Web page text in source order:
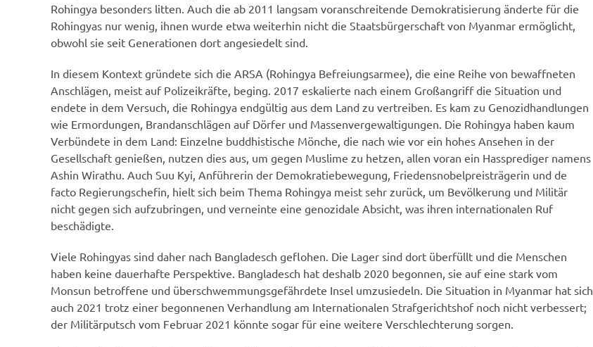
Rohingya besonders litten. Auch die ab 2011 langsam voranschreitende Demokratisierung änderte für die
Rohingyas nur wenig, ihnen wurde etwa weiterhin nicht die Staatsbürgerschaft von Myanmar ermöglicht,
obwohl sie seit Generationen dort angesiedelt sind.
In diesem Kontext gründete sich die ARSA (Rohingya Befreiungsarmee), die eine Reihe von bewaffneten
Anschlägen, meist auf Polizeikräfte, beging. 2017 eskalierte nach einem Großangriff die Situation und
endete in dem Versuch, die Rohingya endgültig aus dem Land zu vertreiben. Es kam zu Genozidhandlungen
wie Ermordungen, Brandanschlägen auf Dörfer und Massenvergewaltigungen. Die Rohingya haben kaum
Verbündete in dem Land: Einzelne buddhistische Mönche, die nach wie vor ein hohes Ansehen in der
Gesellschaft genießen, nutzen dies aus, um gegen Muslime zu hetzen, allen voran ein Hassprediger namens
Ashin Wirathu. Auch Suu Kyi, Anführerin der Demokratiebewegung, Friedensnobelpreisträgerin und de
facto Regierungschefin, hielt sich beim Thema Rohingya meist sehr zurück, um Bevölkerung und Militär
nicht gegen sich aufzubringen, und verneinte eine genozidale Absicht, was ihren internationalen Ruf
beschädigte.
Viele Rohingyas sind daher nach Bangladesch geflohen. Die Lager sind dort überfüllt und die Menschen
haben keine dauerhafte Perspektive. Bangladesch hat deshalb 2020 begonnen, sie auf eine stark vom
Monsun betroffene und überschwemmungsgefährdete Insel umzusiedeln. Die Situation in Myanmar hat sich
auch 2021 trotz einer begonnenen Verhandlung am Internationalen Strafgerichtshof noch nicht verbessert;
der Militärputsch vom Februar 2021 könnte sogar für eine weitere Verschlechterung sorgen.